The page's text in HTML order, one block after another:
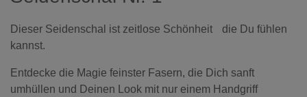
Dieser Seidenschal ist zeitlose Schönheit die Du fühlen
kannst.
Entdecke die Magie feinster Fasern, die Dich sanft
umhüllen und Deinen Look mit nur einem Handgriff